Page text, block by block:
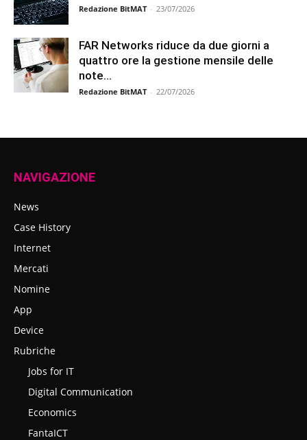
Redazione BitMAT - 23/07/2026
FAR Networks riduce da due giorni a
quattro ore la gestione mensile delle
note...
Redazione BitMAT - 22/07/2026
NAVIGAZIONE
News
Case History
Internet
Mercati
Nomine
App
Device
Rubriche
Jobs for IT
Digital Communication
Economics
FantaICT